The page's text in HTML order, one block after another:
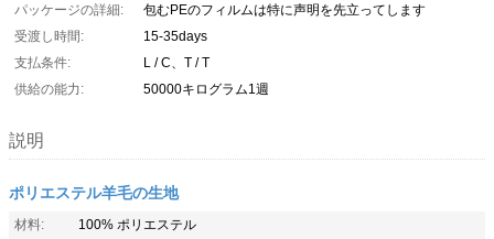
パッケージの詳細:
包むPEのフィルムは特に声明を先立ってします
受渡し時間:
15-35days
支払条件:
L / C、T / T
供給の能力:
50000キログラム1週
説明
ポリエステル羊毛の生地
材料:
100% ポリエステル